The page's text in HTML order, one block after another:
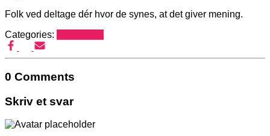
Folk ved deltage dér hvor de synes, at det giver mening.
Categories:
0 Comments
Skriv et svar